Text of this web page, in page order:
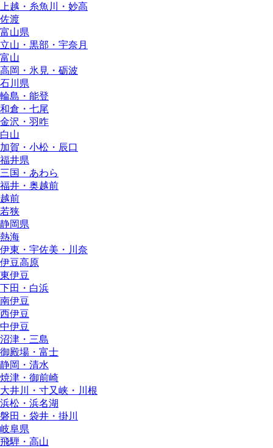
上越・糸魚川・妙高
佐渡
富山県
立山・黒部・宇奈月
富山
高岡・氷見・砺波
石川県
輪島・能登
和倉・七尾
金沢・羽咋
白山
加賀・小松・辰口
福井県
三国・あわら
福井・奥越前
越前
若狭
静岡県
熱海
伊東・宇佐美・川奈
伊豆高原
東伊豆
下田・白浜
南伊豆
西伊豆
中伊豆
沼津・三島
御殿場・富士
静岡・清水
焼津・御前崎
大井川・寸又峡・川根
浜松・浜名湖
磐田・袋井・掛川
岐阜県
飛騨・高山